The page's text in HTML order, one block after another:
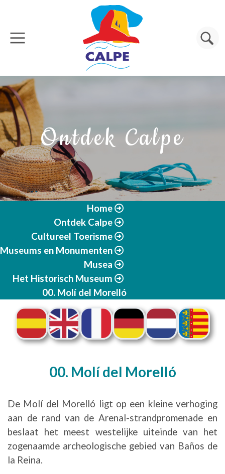
Overslaan en naar de inhoud gaan
Zoeken
Ontdek Calpe
Home
Ontdek Calpe
Cultureel Toerisme
Museums en Monumenten
Musea
Het Historisch Museum
00. Molí del Morelló
00. Molí del Morelló
De Molí del Morelló ligt op een kleine verhoging
aan de rand van de Arenal-strandpromenade en
beslaat het meest westelijke uiteinde van het
zogenaamde archeologische gebied van Baños de
la Reina.